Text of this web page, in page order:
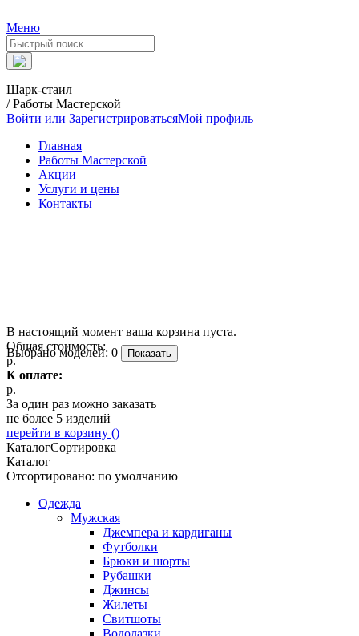
Меню
Шарк-стаил
/ Работы Мастерской
Войти или ЗарегистрироватьсяМой профиль
Главная
Работы Мастерской
Акции
Услуги и цены
Контакты
В настоящий момент ваша корзина пуста.
Общая стоимость:
р.
К оплате:
р.
За один раз можно заказать
не более 5 изделий
перейти в корзину ()
КаталогСортировка
Каталог
Отсортировано: по умолчанию
Одежда
Мужская
Джемпера и кардиганы
Футболки
Брюки и шорты
Рубашки
Джинсы
Жилеты
Свитшоты
Водолазки
Выбрано моделей: 0